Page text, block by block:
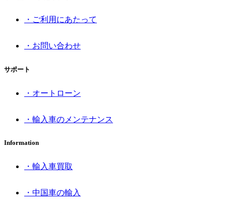
・ご利用にあたって
・お問い合わせ
サポート
・オートローン
・輸入車のメンテナンス
Information
・輸入車買取
・中国車の輸入